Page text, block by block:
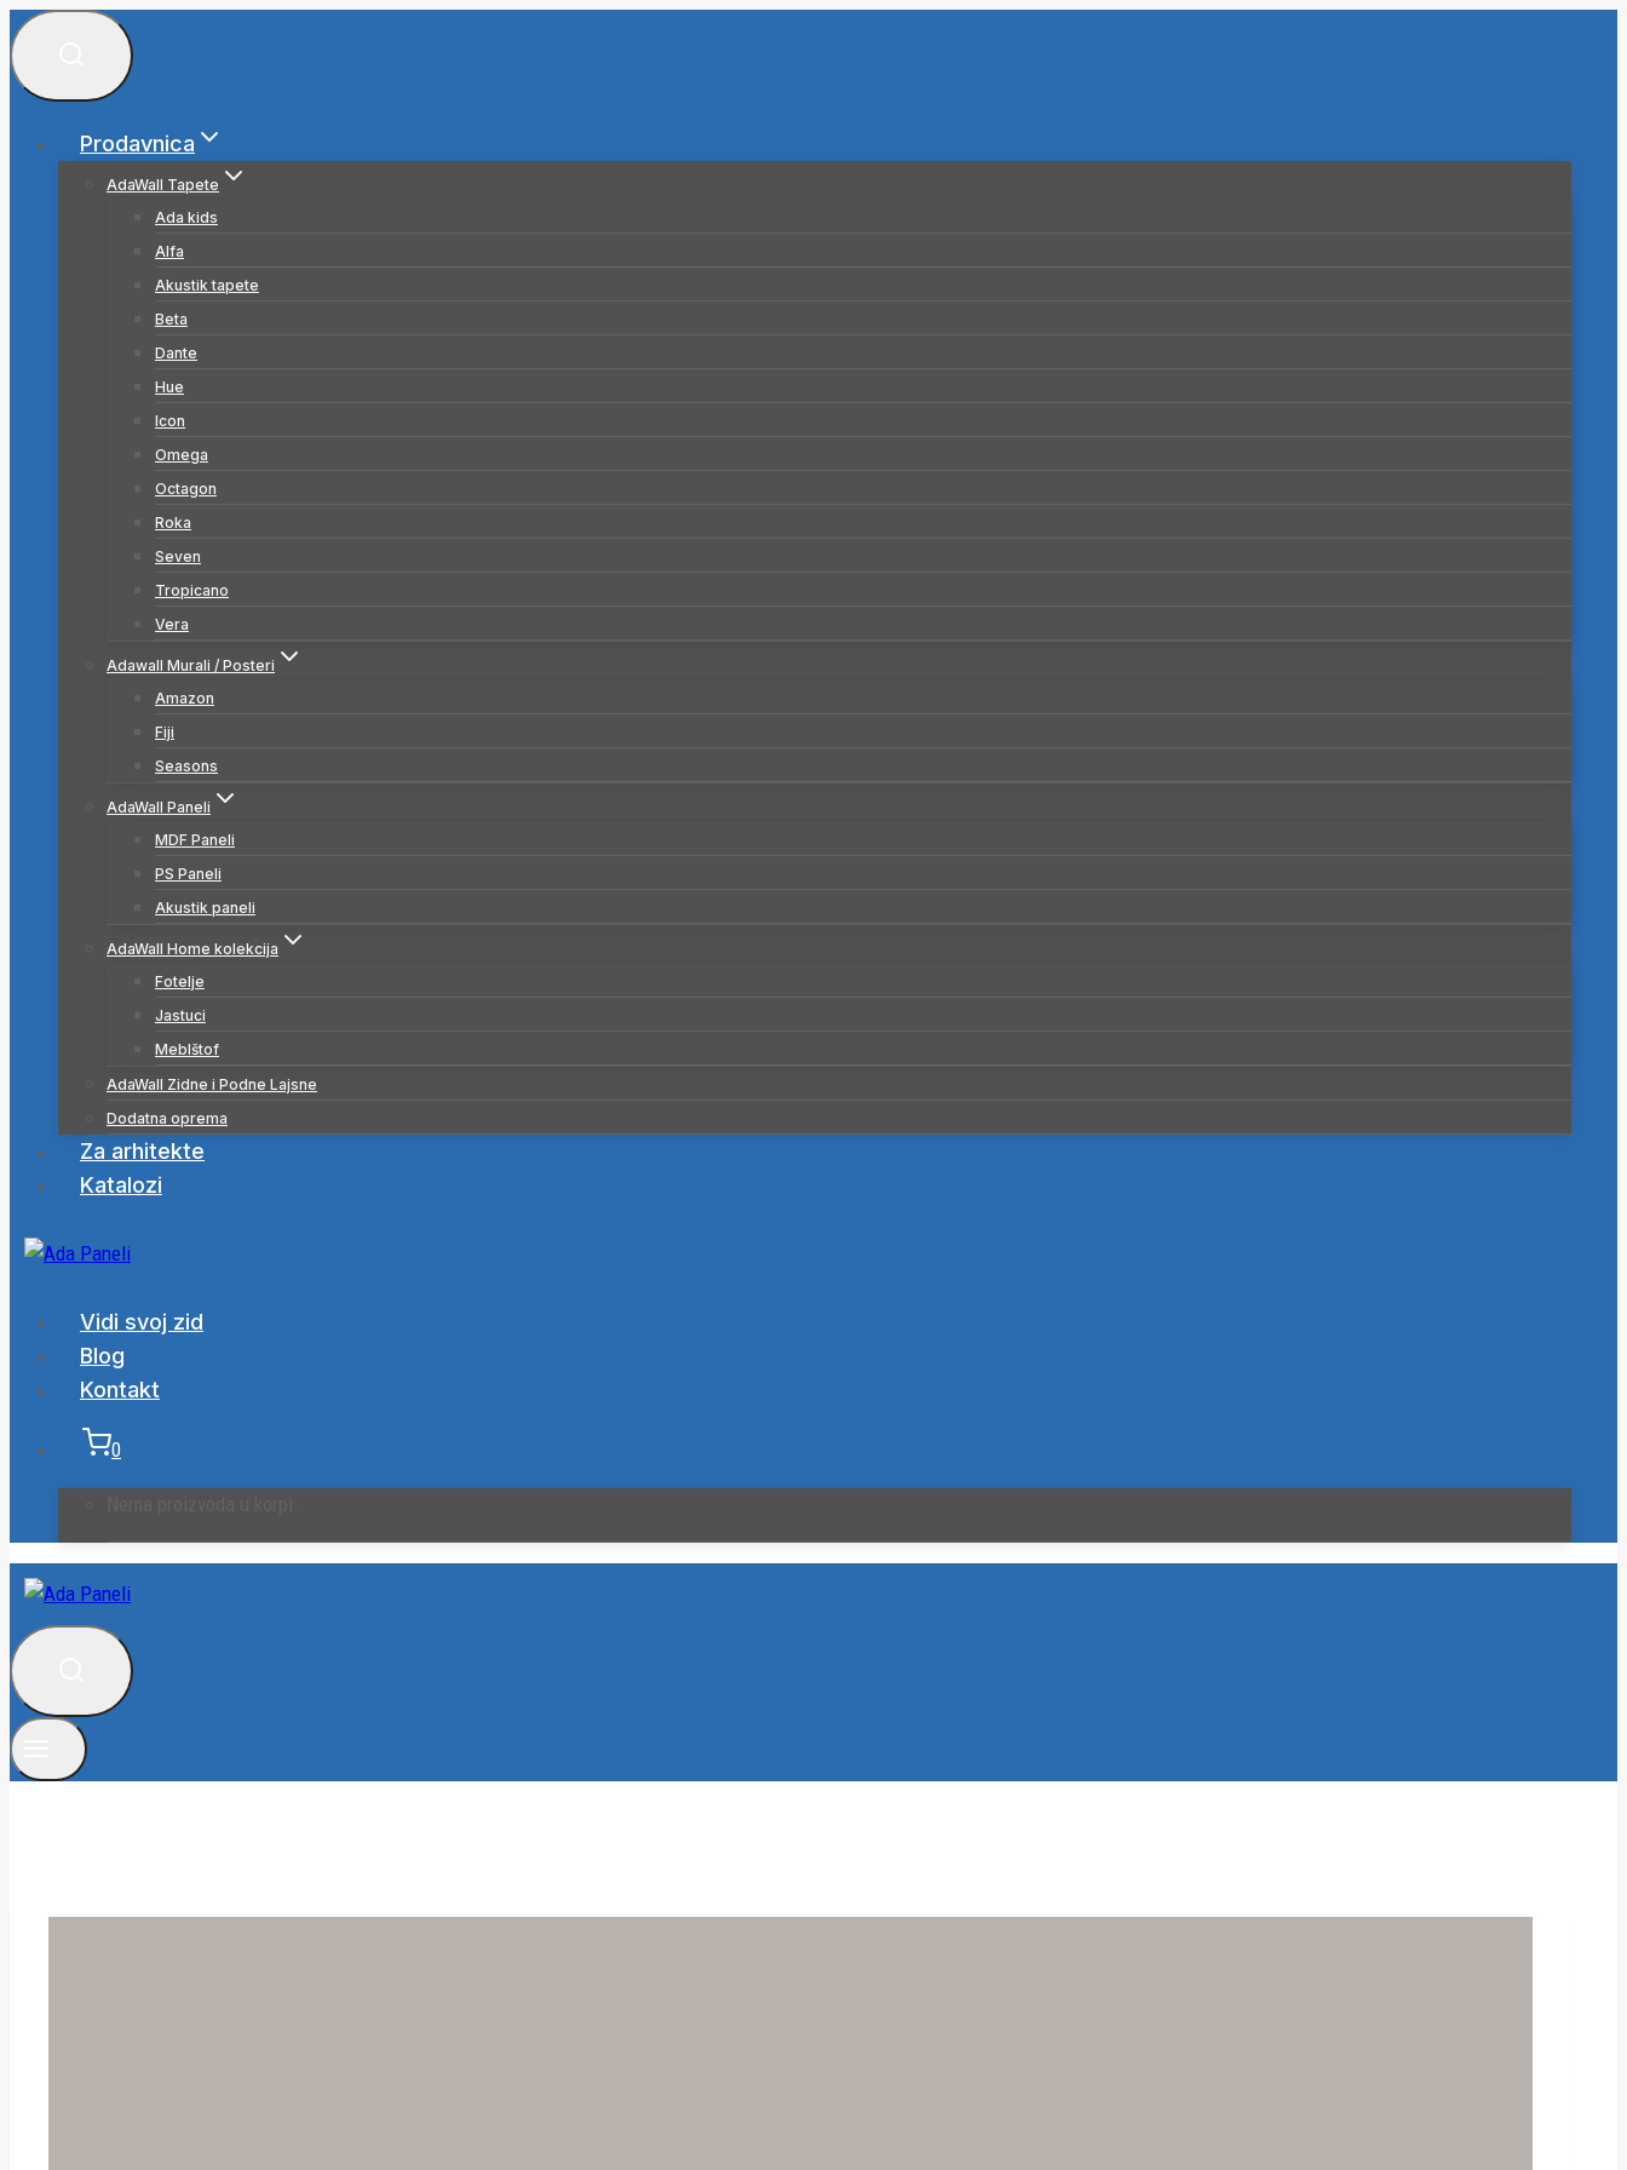
Skip
to
content
Prodavnica
AdaWall Tapete
Ada kids
Alfa
Akustik tapete
Beta
Dante
Hue
Icon
Omega
Octagon
Roka
Seven
Tropicano
Vera
Adawall Murali / Posteri
Amazon
Fiji
Seasons
AdaWall Paneli
MDF Paneli
PS Paneli
Akustik paneli
AdaWall Home kolekcija
Fotelje
Jastuci
Meblštof
AdaWall Zidne i Podne Lajsne
Dodatna oprema
Za arhitekte
Katalozi
Vidi svoj zid
Blog
Kontakt
0